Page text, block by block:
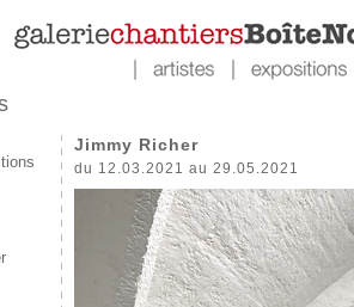
Jimmy Richer
du 12.03.2021 au 29.05.2021